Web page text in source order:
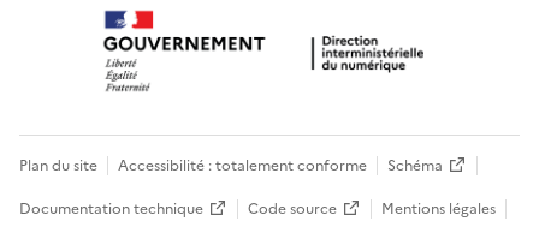
Plan du site Accessibilité : totalement conforme
Schéma
Documentation technique
Code source Mentions légales